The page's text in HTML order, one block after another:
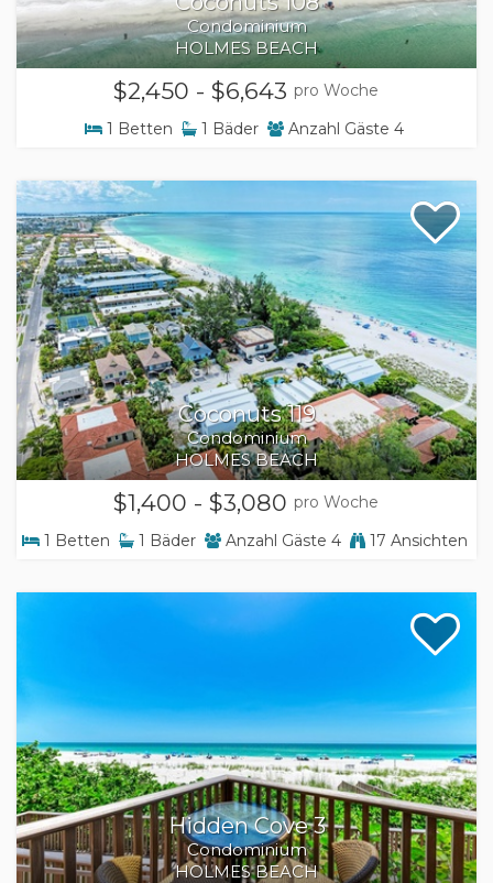
Condominium
HOLMES BEACH
$2,450 - $6,643 pro Woche
1 Betten 1 Bäder Anzahl Gäste 4
Coconuts 119
Condominium
HOLMES BEACH
$1,400 - $3,080 pro Woche
1 Betten 1 Bäder Anzahl Gäste 4 17 Ansichten
Hidden Cove 3
Condominium
HOLMES BEACH